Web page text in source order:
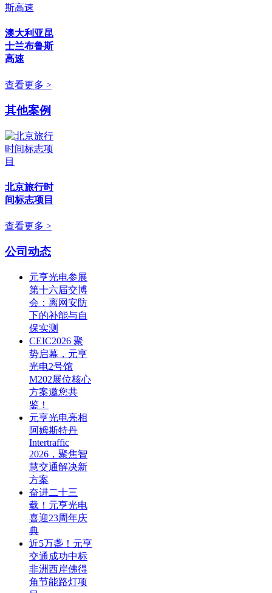
澳大利亚昆
士兰布鲁斯
高速
查看更多 >
其他案例
北京旅行时
间标志项目
查看更多 >
公司动态
元亨光电参展
第十六届交博
会：离网安防
下的补能与自
保实测
CEIC2026 聚
势启幕，元亨
光电2号馆
M202展位核心
方案邀您共
鉴！
元亨光电亮相
阿姆斯特丹
Intertraffic
2026，聚焦智
慧交通解决新
方案
奋进二十三
载！元亨光电
喜迎23周年庆
典
近5万盏！元亨
交通成功中标
非洲西岸佛得
角节能路灯项